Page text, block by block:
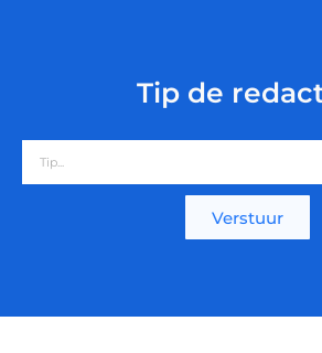
Tip de
Verstuur